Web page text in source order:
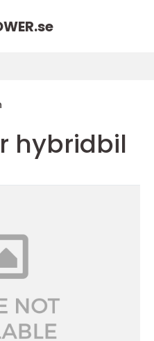
se
hybridbil